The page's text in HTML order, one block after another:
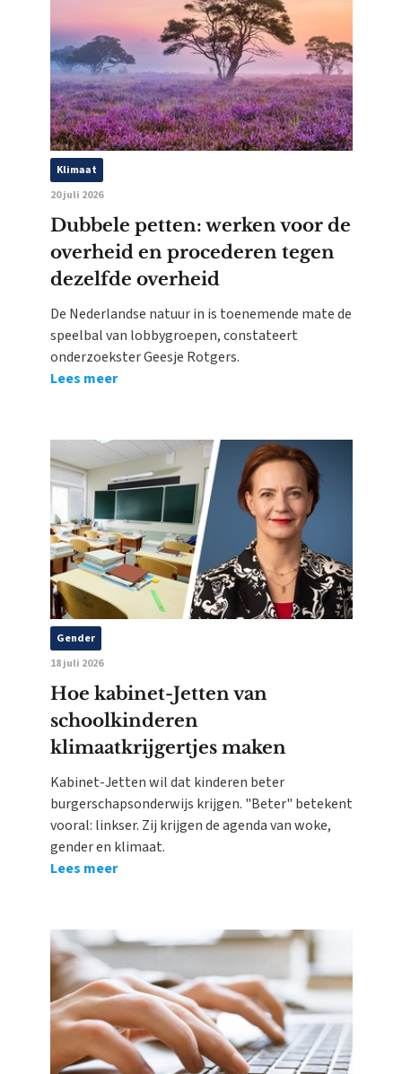
Klimaat
20 juli 2026
Dubbele petten: werken voor de
overheid en procederen tegen
dezelfde overheid
De Nederlandse natuur in is toenemende mate de
speelbal van lobbygroepen, constateert
onderzoekster Geesje Rotgers.
Lees meer
Gender
18 juli 2026
Hoe kabinet-Jetten van
schoolkinderen
klimaatkrijgertjes maken
Kabinet-Jetten wil dat kinderen beter
burgerschapsonderwijs krijgen. "Beter" betekent
vooral: linkser. Zij krijgen de agenda van woke,
gender en klimaat.
Lees meer